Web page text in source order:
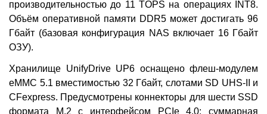
производительностью до 11 TOPS на операциях INT8.
Объём оперативной памяти DDR5 может достигать 96
Гбайт (базовая конфигурация NAS включает 16 Гбайт
ОЗУ).
Хранилище UnifyDrive UP6 оснащено флеш-модулем
eMMC 5.1 вместимостью 32 Гбайт, слотами SD UHS-II и
CFexpress. Предусмотрены коннекторы для шести SSD
формата М.2 с интерфейсом PCIe 4.0: суммарная